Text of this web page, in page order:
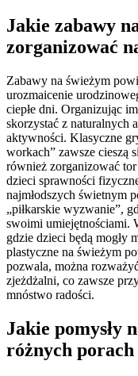
Jakie zabawy
zorganizować
Zabawy na świeżym
urozmaicenie
ciepłe dni. Organizując
skorzystać z naturalnych
aktywności. Klasyczne
workach” zawsze cieszą
również zorganizować
dzieci sprawności
najmłodszych świetnym
„piłkarskie wyzwanie”,
swoimi umiejętnościami.
gdzie dzieci będą mogły
plastyczne na świeżym
pozwala, można
zjeżdżalni, co zawsze
mnóstwo radości.
Jakie pomysły
różnych